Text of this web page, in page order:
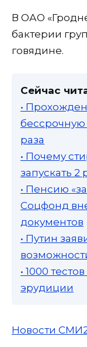
В ОАО
бактерии
говядине.
Сейчас
•
бессрочную
раза
• Почему
запускать 2
• Пенсию
Соцфонд
документов
• Путин
• 1000
эрудиции
Новости